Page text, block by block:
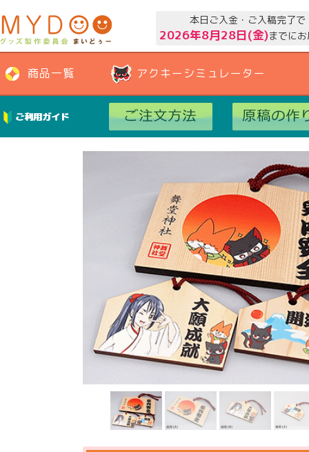
本日ご入金・ご入稿完了で
2026年8月28日(金)までに
商品一覧 アクキーシミュレーター
ご利用ガイド